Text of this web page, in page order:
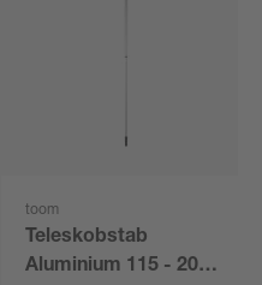
toom
Teleskobstab
Aluminium 115 - 200